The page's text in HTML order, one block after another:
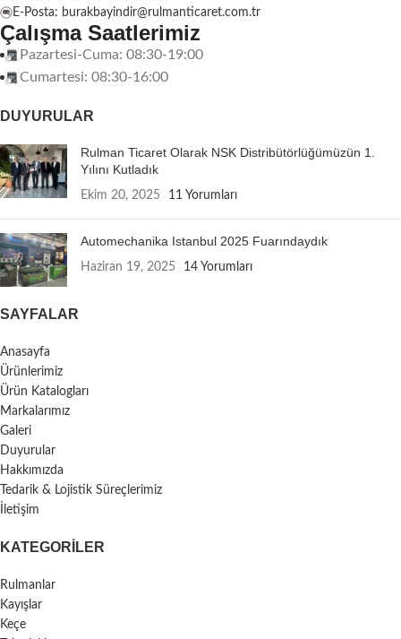
E-Posta: burakbayindir@rulmanticaret.com.tr
Çalışma Saatlerimiz
Pazartesi-Cuma: 08:30-19:00
Cumartesi: 08:30-16:00
DUYURULAR
Rulman Ticaret Olarak NSK Distribütörlüğümüzün 1.
Yılını Kutladık
Ekim 20, 2025 11 Yorumları
Automechanika Istanbul 2025 Fuarındaydık
Haziran 19, 2025 14 Yorumları
SAYFALAR
Anasayfa
Ürünlerimiz
Ürün Katalogları
Markalarımız
Galeri
Duyurular
Hakkımızda
Tedarik & Lojistik Süreçlerimiz
İletişim
KATEGORILER
Rulmanlar
Kayışlar
Keçe